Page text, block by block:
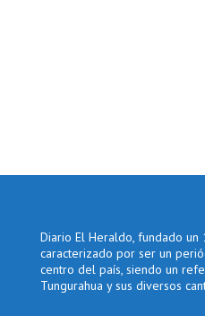
Diario El Heraldo, fundado
caracterizado por ser un
centro del país, siendo un
Tungurahua y sus diversos